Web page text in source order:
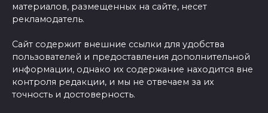
материалов, размещенных на сайте, несет
рекламодатель.
Сайт содержит внешние ссылки для удобства
пользователей и предоставления дополнительной
информации, однако их содержание находится вне
контроля редакции, и мы не отвечаем за их
точность и достоверность.